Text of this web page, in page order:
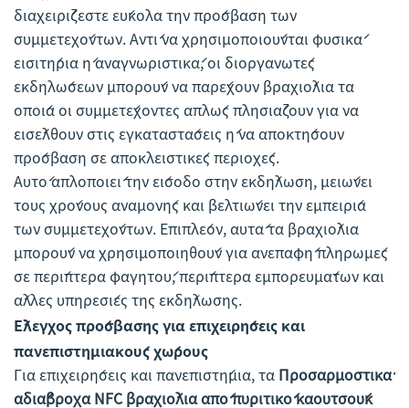
διαχειρίζεστε εύκολα την πρόσβαση των
συμμετεχόντων. Αντί να χρησιμοποιούνται φυσικά
εισιτήρια ή αναγνωριστικά, οι διοργανωτές
εκδηλώσεων μπορούν να παρέχουν βραχιόλια τα
οποία οι συμμετέχοντες απλώς πλησιάζουν για να
εισέλθουν στις εγκαταστάσεις ή να αποκτήσουν
πρόσβαση σε αποκλειστικές περιοχές.
Αυτό απλοποιεί την είσοδο στην εκδήλωση, μειώνει
τους χρόνους αναμονής και βελτιώνει την εμπειρία
των συμμετεχόντων. Επιπλέον, αυτά τα βραχιόλια
μπορούν να χρησιμοποιηθούν για ανεπαφή πληρωμές
σε περίπτερα φαγητού, περίπτερα εμπορευμάτων και
άλλες υπηρεσίες της εκδήλωσης.
Έλεγχος πρόσβασης για επιχειρήσεις και
πανεπιστημιακούς χώρους
Για επιχειρήσεις και πανεπιστήμια, τα Προσαρμοστικά
αδιάβροχα NFC βραχιόλια από πυριτικό καουτσούκ